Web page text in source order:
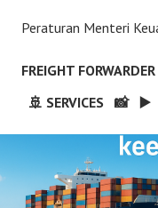
Peraturan Menteri
FREIGHT
🚢 SERVICES
📸 ▶️